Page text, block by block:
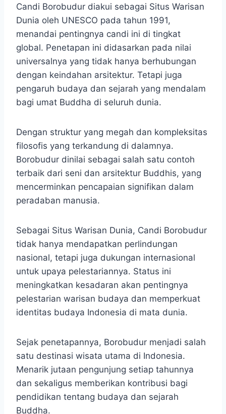
Candi Borobudur diakui sebagai Situs Warisan
Dunia oleh UNESCO pada tahun 1991,
menandai pentingnya candi ini di tingkat
global.​ Penetapan ini didasarkan pada nilai
universalnya yang tidak hanya berhubungan
dengan keindahan arsitektur. Tetapi juga
pengaruh budaya dan sejarah yang mendalam
bagi umat Buddha di seluruh dunia.
Dengan struktur yang megah dan kompleksitas
filosofis yang terkandung di dalamnya.
Borobudur dinilai sebagai salah satu contoh
terbaik dari seni dan arsitektur Buddhis, yang
mencerminkan pencapaian signifikan dalam
peradaban manusia.
Sebagai Situs Warisan Dunia, Candi Borobudur
tidak hanya mendapatkan perlindungan
nasional, tetapi juga dukungan internasional
untuk upaya pelestariannya. Status ini
meningkatkan kesadaran akan pentingnya
pelestarian warisan budaya dan memperkuat
identitas budaya Indonesia di mata dunia.
Sejak penetapannya, Borobudur menjadi salah
satu destinasi wisata utama di Indonesia.
Menarik jutaan pengunjung setiap tahunnya
dan sekaligus memberikan kontribusi bagi
pendidikan tentang budaya dan sejarah
Buddha.